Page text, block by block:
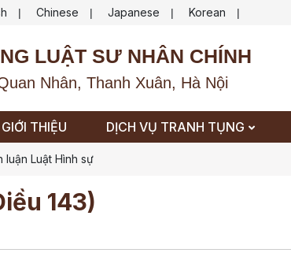
| Chinese | Japanese | Korean |
LUẬT SƯ NHÂN CHÍNH
Nhân, Thanh Xuân, Hà Nội
GIỚI THIỆU DỊCH VỤ TRANH TỤNG
luận Luật Hình sự
143)